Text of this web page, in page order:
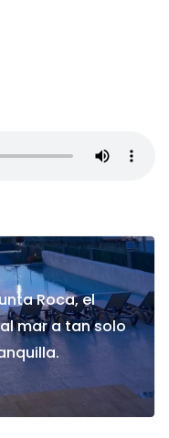
Roca, el
mar a tan solo